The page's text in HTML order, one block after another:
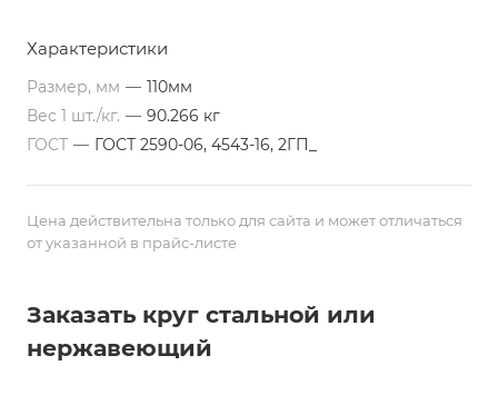
Характеристики
Размер, мм — 110мм
Вес 1 шт./кг. — 90.266 кг
ГОСТ — ГОСТ 2590-06, 4543-16, 2ГП_
Цена действительна только для сайта и может отличаться
от указанной в прайс-листе
Заказать круг стальной или
нержавеющий